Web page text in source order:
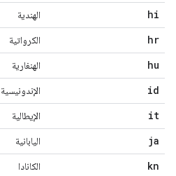
hi الهندية
hr الكرواتية
hu الهنغارية
id الإندونيسية
it الإيطالية
ja اليابانية
kn الكانادا